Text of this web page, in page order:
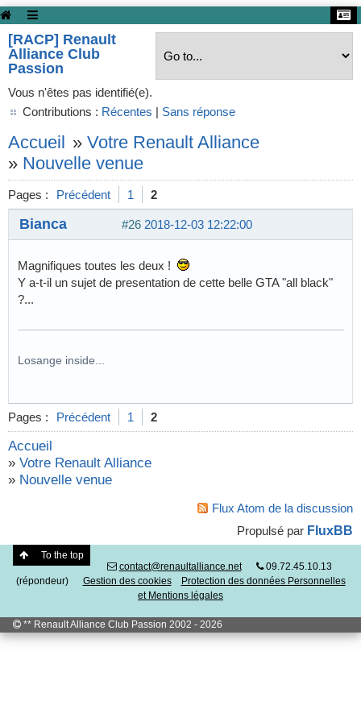
[RACP] Renault
Alliance Club
Passion
Vous n'êtes pas identifié(e).
Contributions : Récentes | Sans réponse
Accueil » Votre Renault Alliance
» Nouvelle venue
Pages : Précédent 1 2
#26 2018-12-03 12:22:00
Bianca
Magnifiques toutes les deux !
Y a-t-il un sujet de presentation de cette belle GTA "all black"
?...
Losange inside...
Pages : Précédent 1 2
Accueil
» Votre Renault Alliance
» Nouvelle venue
Flux Atom de la discussion
Propulsé par FluxBB
To the top
contact@renaultalliance.net
09.72.45.10.13
(répondeur) Gestion des cookies
Protection des données Personnelles
et Mentions légales
** Renault Alliance Club Passion 2002 - 2026